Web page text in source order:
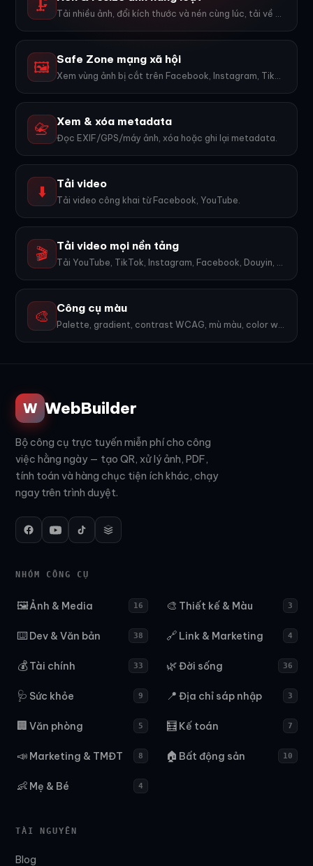
🗜️ Tải nhiều ảnh, đổi kích thước và nén cùng lúc, tải về ZIP.
🖼️ Safe Zone mạng xã hội
Xem vùng ảnh bị cắt trên Facebook, Instagram, TikTok, YouTube...
📇 Xem & xóa metadata
Đọc EXIF/GPS/máy ảnh, xóa hoặc ghi lại metadata.
⬇️ Tải video
Tải video công khai từ Facebook, YouTube.
🎬 Tải video mọi nền tảng
Tải YouTube, TikTok, Instagram, Facebook, Douyin, Bilibili, X... 1600+ nền tảng, không watermark.
🎨 Công cụ màu
Palette, gradient, contrast WCAG, mù màu, color wheel, export PNG. 9 công cụ.
W WebBuilder
Bộ công cụ trực tuyến miễn phí cho công
việc hằng ngày — tạo QR, xử lý ảnh, PDF,
tính toán và hàng chục tiện ích khác, chạy
ngay trên trình duyệt.
NHÓM CÔNG CỤ
🖼️Ảnh & Media 16 🎨 Thiết kế & Màu 3
⌨️ Dev & Văn bản 38 🔗 Link & Marketing 4
💰Tài chính 33 🌿Đời sống 36
🩺 Sức khỏe 9 📍 Địa chỉ sáp nhập 3
🏢 Văn phòng 5 🧮 Kế toán 7
📣 Marketing & TMĐT 8 🏠 Bất động sản 10
👶 Mẹ & Bé 4
TÀI NGUYÊN
Blog